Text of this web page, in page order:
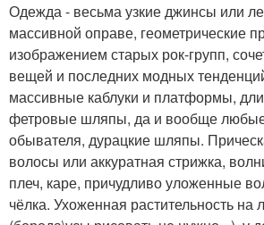
Одежда - весьма узкие джинсы или
массивной оправе, геометрические
изображением старых рок-групп,
вещей и последних модных
массивные каблуки и платформы,
фетровые шляпы, да и вообще
обывателя, дурацкие шляпы.
волосы или аккуратная стрижка,
плеч, каре, причудливо уложенные
чёлка. Ухоженная растительность на